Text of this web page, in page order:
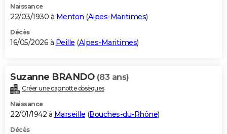
GUIDES D'ACHAT
BONS PLANS
Carte de Noël
Carte Bonne année
Carte Saint-Valentin
Carte Pâques
Carte d'anniversaire
DICTIONNAIRE
Dictionnaire
Biographies
Citations
Expressions
Proverbes
PROGRAMME TV
Naissance
22/03/1930 à Menton (Alpes-Maritimes)
Décès
16/05/2026 à Peille (Alpes-Maritimes)
Suzanne BRANDO (83 ans)
Créer une cagnotte obsèques
Naissance
22/01/1942 à Marseille (Bouches-du-Rhône)
Décès